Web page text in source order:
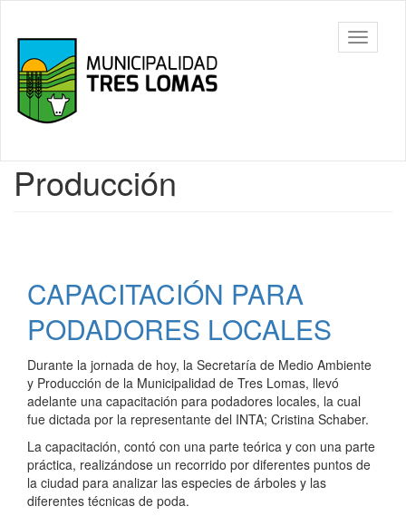
contenido
principal
Tres
Lomas
barra
Contenido
Producción
CAPACITACIÓN PARA
PODADORES LOCALES
Durante la jornada de hoy, la Secretaría de Medio Ambiente
y Producción de la Municipalidad de Tres Lomas, llevó
adelante una capacitación para podadores locales, la cual
fue dictada por la representante del INTA; Cristina Schaber.
La capacitación, contó con una parte teórica y con una parte
práctica, realizándose un recorrido por diferentes puntos de
la ciudad para analizar las especies de árboles y las
diferentes técnicas de poda.